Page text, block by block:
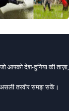
आपको देश-दुनिया की ताज़ा,
असली तस्वीर समझ सकें।